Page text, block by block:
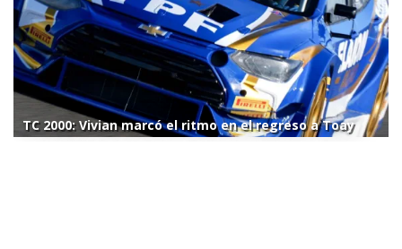
TC 2000: Vivian marcó el ritmo en el regreso a Toay